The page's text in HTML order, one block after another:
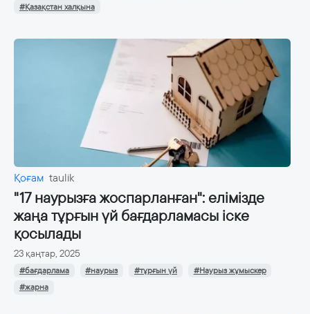
#Қазақстан халқына
Қоғам taulik
"17 наурызға жоспарланған": елімізде
жаңа тұрғын үй бағдарламасы іске
қосылады
23 қаңтар, 2025
#бағдарлама #наурыз #тұрғын үй
#Наурыз жұмыскер
#жарна